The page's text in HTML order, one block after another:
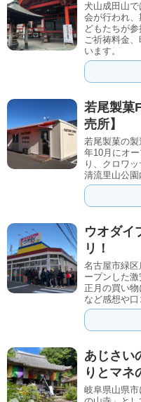
犬山成田山
会が行われ
どもたちが
ご祈祷料金
います。
若尾製菓
売所】
若尾製菓の
年10月にオ
り、クロワ
清流里山公
ウオダイ
リ！
名古屋市緑
ープンした激
正月の買い
など感想や
あじさい
りとマネ
岐阜県山県